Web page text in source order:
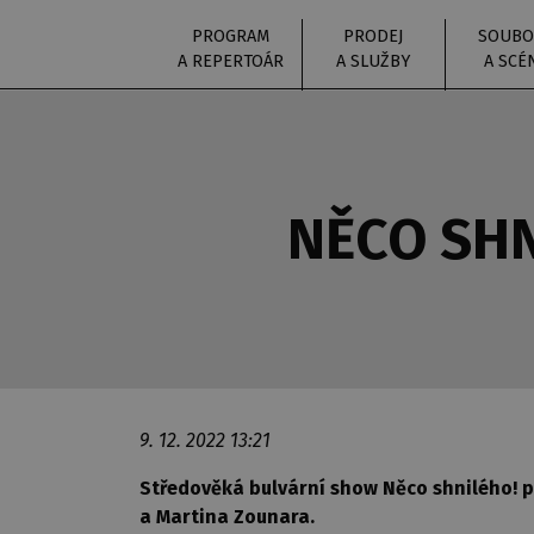
PROGRAM
A REPERTOÁR
PRODEJ
A SLUŽBY
A
NĚCO
9. 12. 2022 13:21
Středověká bulvární show Něco shnilého!
a Martina Zounara.